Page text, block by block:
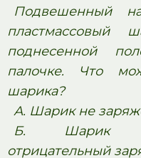
Подвешенный
пластмассовый
поднесенной
палочке. Что
шарика?
А. Шарик не
Б. Шарик
отрицательный